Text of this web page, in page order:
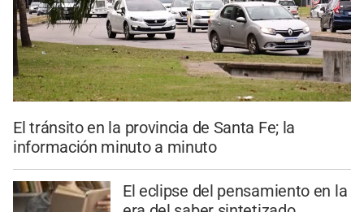
El tránsito en la provincia de Santa Fe; la
información minuto a minuto
El eclipse del pensamiento en la